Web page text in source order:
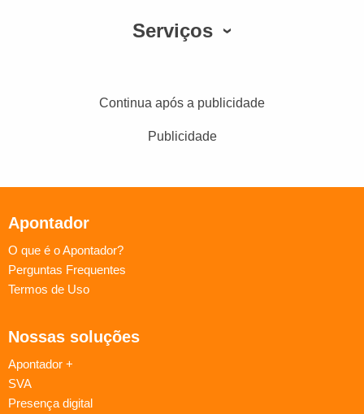
Serviços
Continua após a publicidade
Publicidade
Apontador
O que é o Apontador?
Perguntas Frequentes
Termos de Uso
Nossas soluções
Apontador +
SVA
Presença digital